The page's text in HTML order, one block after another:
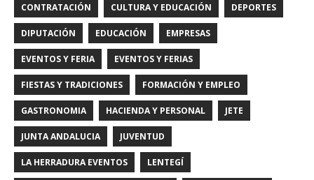
CONTRATACIÓN CULTURA Y EDUCACIÓN DEPORTES
DIPUTACIÓN EDUCACIÓN EMPRESAS
EVENTOS Y FERIA EVENTOS Y FERIAS
FIESTAS Y TRADICIONES FORMACIÓN Y EMPLEO
GASTRONOMIA HACIENDA Y PERSONAL JETE
JUNTA ANDALUCIA JUVENTUD
LA HERRADURA EVENTOS LENTEGÍ